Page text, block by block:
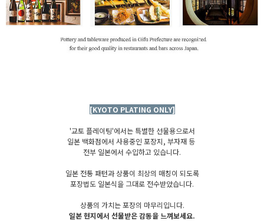
[KYOTO PLATING ONLY]
'교토 플레이팅'에서는 특별한 선물용으로서
일본 백화점에서 사용중인 포장지, 부자재 등
전부 일본에서 수입하고 있습니다.
일본 전통 패턴과 상품이 최상의 매칭이 되도록
포장법도 일본식을 그대로 전수받았습니다.
상품의 가치는 포장의 마무리입니다.
일본 현지에서 선물받은 감동을 느껴보세요.